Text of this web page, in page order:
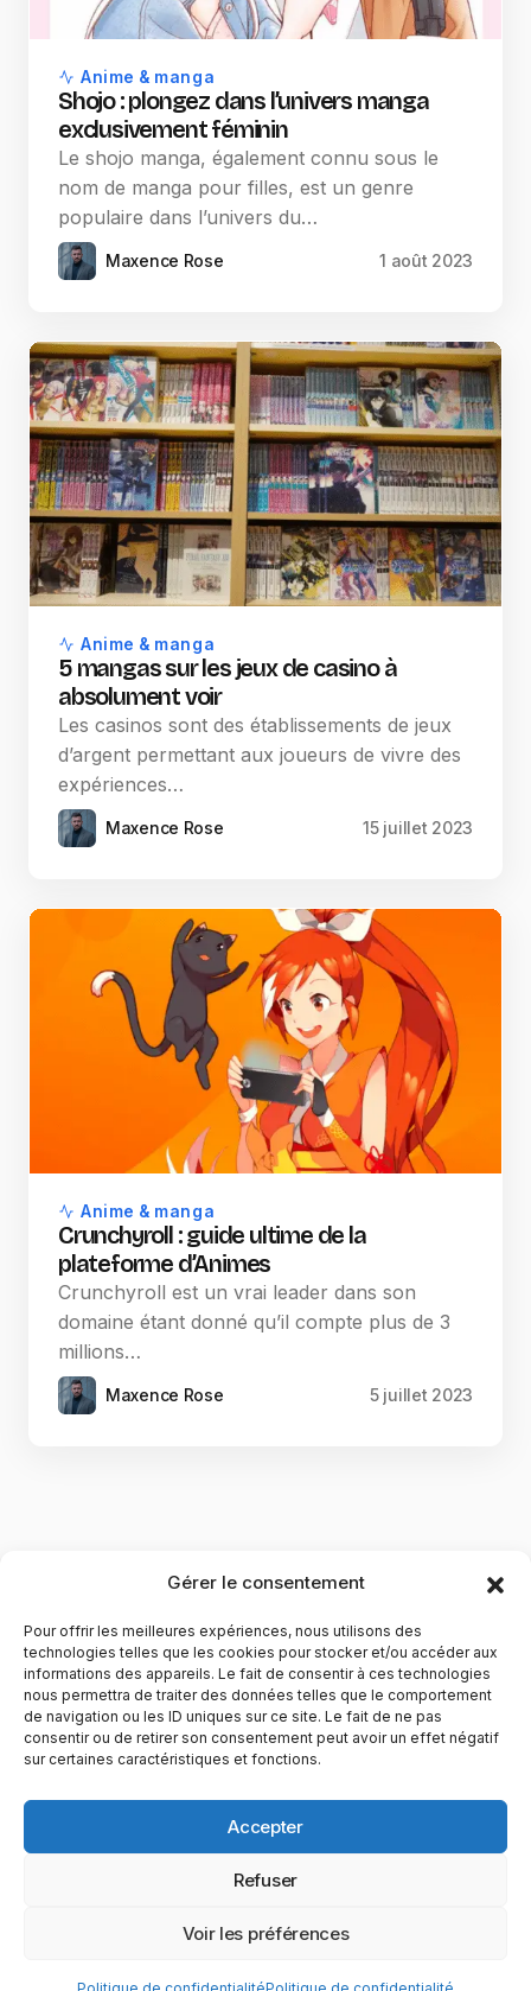
Gérer le consentement
Pour offrir les meilleures expériences, nous utilisons des
technologies telles que les cookies pour stocker et/ou accéder aux
informations des appareils. Le fait de consentir à ces technologies
nous permettra de traiter des données telles que le comportement
de navigation ou les ID uniques sur ce site. Le fait de ne pas
consentir ou de retirer son consentement peut avoir un effet négatif
sur certaines caractéristiques et fonctions.
Accepter
Refuser
Voir les préférences
Anime & manga
Shojo : plongez dans l’univers manga
exclusivement féminin
Le shojo manga, également connu sous le
nom de manga pour filles, est un genre
populaire dans l’univers du…
Maxence Rose 1 août 2023
Anime & manga
5 mangas sur les jeux de casino à
absolument voir
Les casinos sont des établissements de jeux
d’argent permettant aux joueurs de vivre des
expériences…
Maxence Rose 15 juillet 2023
Anime & manga
Crunchyroll : guide ultime de la
plateforme d’Animes
Crunchyroll est un vrai leader dans son
domaine étant donné qu’il compte plus de 3
millions…
Maxence Rose 5 juillet 2023
YubiGeek est un média français dédié aux nouvelles
technologies, à la culture geek et au numérique. Fondé par
du web, du gaming et de la science, avec une approche
© 2025 YubiGeek. Tous droits réservés.